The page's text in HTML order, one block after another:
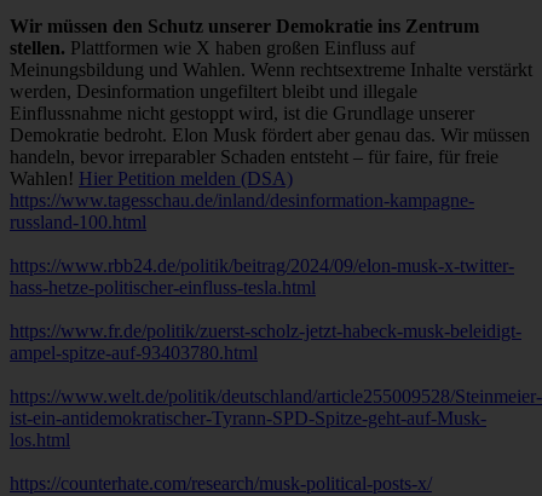
Wir müssen den Schutz unserer Demokratie ins Zentrum
stellen. Plattformen wie X haben großen Einfluss auf
Meinungsbildung und Wahlen. Wenn rechtsextreme Inhalte verstärkt
werden, Desinformation ungefiltert bleibt und illegale
Einflussnahme nicht gestoppt wird, ist die Grundlage unserer
Demokratie bedroht. Elon Musk fördert aber genau das. Wir müssen
handeln, bevor irreparabler Schaden entsteht – für faire, für freie
Wahlen! Hier Petition melden (DSA)
https://www.tagesschau.de/inland/desinformation-kampagne-
russland-100.html
https://www.rbb24.de/politik/beitrag/2024/09/elon-musk-x-twitter-
hass-hetze-politischer-einfluss-tesla.html
https://www.fr.de/politik/zuerst-scholz-jetzt-habeck-musk-beleidigt-
ampel-spitze-auf-93403780.html
https://www.welt.de/politik/deutschland/article255009528/Steinmeier-
ist-ein-antidemokratischer-Tyrann-SPD-Spitze-geht-auf-Musk-
los.html
https://counterhate.com/research/musk-political-posts-x/